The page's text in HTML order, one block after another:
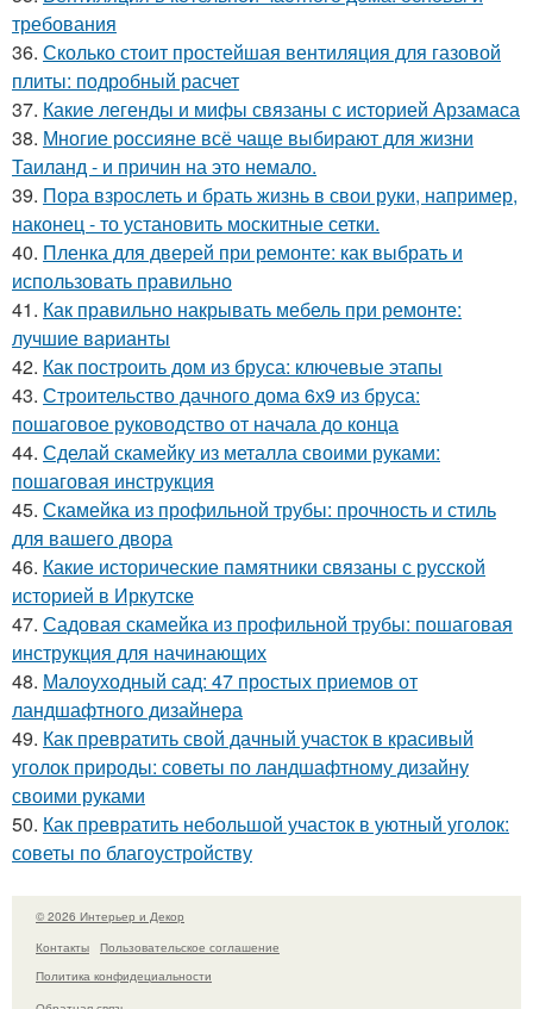
требования
36. Сколько стоит простейшая вентиляция для газовой
плиты: подробный расчет
37. Какие легенды и мифы связаны с историей Арзамаса
38. Многие россияне всё чаще выбирают для жизни
Таиланд - и причин на это немало.
39. Пора взрослеть и брать жизнь в свои руки, например,
наконец - то установить москитные сетки.
40. Пленка для дверей при ремонте: как выбрать и
использовать правильно
41. Как правильно накрывать мебель при ремонте:
лучшие варианты
42. Как построить дом из бруса: ключевые этапы
43. Строительство дачного дома 6х9 из бруса:
пошаговое руководство от начала до конца
44. Сделай скамейку из металла своими руками:
пошаговая инструкция
45. Скамейка из профильной трубы: прочность и стиль
для вашего двора
46. Какие исторические памятники связаны с русской
историей в Иркутске
47. Садовая скамейка из профильной трубы: пошаговая
инструкция для начинающих
48. Малоуходный сад: 47 простых приемов от
ландшафтного дизайнера
49. Как превратить свой дачный участок в красивый
уголок природы: советы по ландшафтному дизайну
своими руками
50. Как превратить небольшой участок в уютный уголок:
советы по благоустройству
© 2026 Интерьер и Декор
Контакты
Пользовательское соглашение
Политика конфидециальности